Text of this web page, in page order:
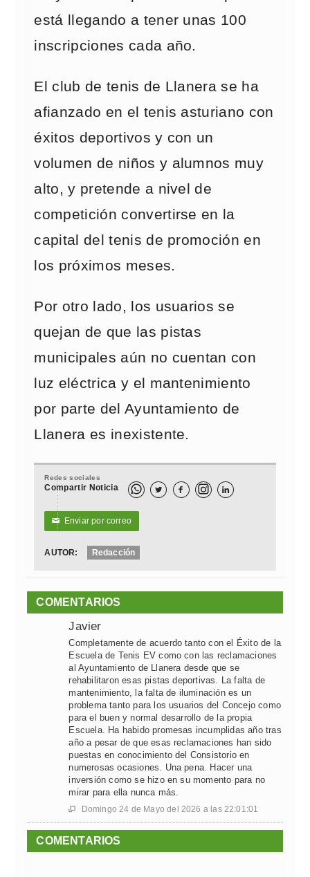
está llegando a tener unas 100
inscripciones cada año.
El club de tenis de Llanera se ha
afianzado en el tenis asturiano con
éxitos deportivos y con un
volumen de niños y alumnos muy
alto, y pretende a nivel de
competición convertirse en la
capital del tenis de promoción en
los próximos meses.
Por otro lado, los usuarios se
quejan de que las pistas
municipales aún no cuentan con
luz eléctrica y el mantenimiento
por parte del Ayuntamiento de
Llanera es inexistente.
Redes sociales
Compartir Noticia   
✉ Enviar por correo
AUTOR: Redacción
COMENTARIOS
Javier
Completamente de acuerdo tanto con el Éxito de la
Escuela de Tenis EV como con las reclamaciones
al Ayuntamiento de Llanera desde que se
rehabilitaron esas pistas deportivas. La falta de
mantenimiento, la falta de iluminación es un
problema tanto para los usuarios del Concejo como
para el buen y normal desarrollo de la propia
Escuela. Ha habido promesas incumplidas año tras
año a pesar de que esas reclamaciones han sido
puestas en conocimiento del Consistorio en
numerosas ocasiones. Una pena. Hacer una
inversión como se hizo en su momento para no
mirar para ella nunca más.
 Domingo 24 de Mayo del 2026 a las 22:01:01
COMENTARIOS